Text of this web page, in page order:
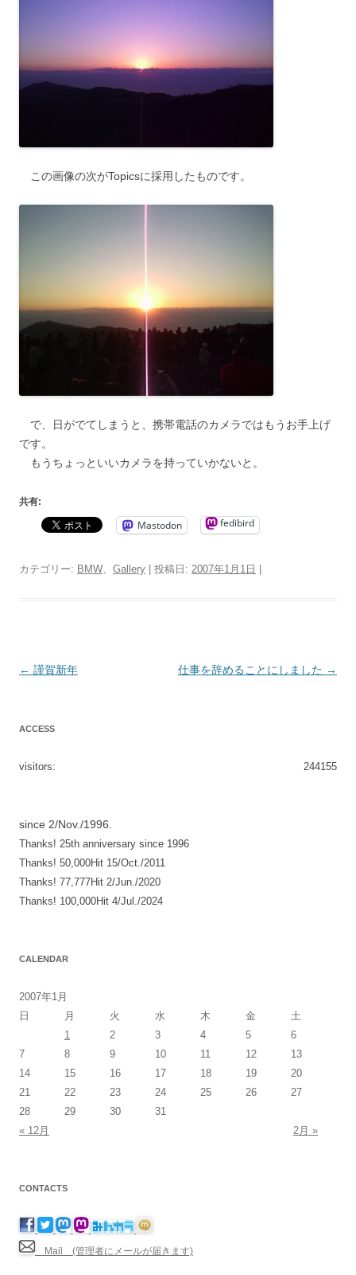
この画像の次がTopicsに採用したものです。
で、日がでてしまうと、携帯電話のカメラではもうお手上げ
です。
もうちょっといいカメラを持っていかないと。
共有:
Mastodon fedibird
カテゴリー: BMW Gallery | 投稿日: 2007年1月1日 |
投
ョ
ン
← 謹賀新年 仕事を辞めることにしました →
ACCESS
244155
visitors:
since 2/Nov./1996.
Thanks! 25th anniversary since 1996
Thanks! 50,000Hit 15/Oct./2011
Thanks! 77,777Hit 2/Jun./2020
Thanks! 100,000Hit 4/Jul./2024
CALENDAR
2007年1月
日
月 火 水 木 金
土
1
2 3 4 5
6
7
8 9 10 11 12
13
14
15 16 17 18 19
20
21
22 23 24 25 26
27
28
29 30
31
« 12月
2月 »
CONTACTS
Mail (管理者にメールが届きます)